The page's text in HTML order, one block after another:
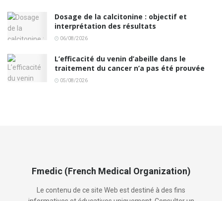
Dosage de la calcitonine : objectif et
interprétation des résultats
06/08/2026
L’efficacité du venin d’abeille dans le
traitement du cancer n’a pas été prouvée
05/08/2026
Fmedic (French Medical Organization)
Le contenu de ce site Web est destiné à des fins